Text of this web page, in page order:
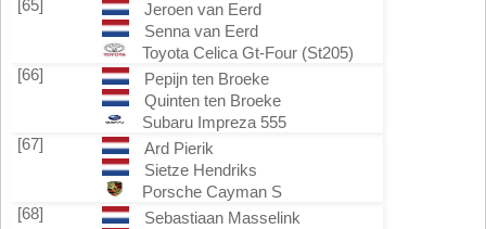
[65]
Jeroen van Eerd
Senna van Eerd
Toyota Celica Gt-Four (St205)
[66]
Pepijn ten Broeke
Quinten ten Broeke
Subaru Impreza 555
[67]
Ard Pierik
Sietze Hendriks
Porsche Cayman S
[68]
Sebastiaan Masselink